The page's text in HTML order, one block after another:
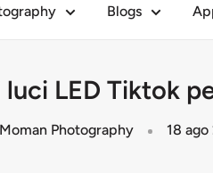
Blogs
LED Tiktok
Moman Photography 18